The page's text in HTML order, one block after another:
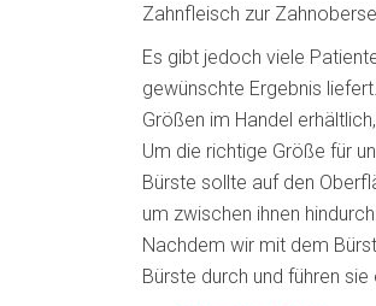
Zahnfleisch zur
Es gibt jedoch viele
gewünschte Ergebnis
Größen im Handel
Um die richtige Größe für
Bürste sollte auf den
um zwischen ihnen
Nachdem wir mit dem
Bürste durch und führen